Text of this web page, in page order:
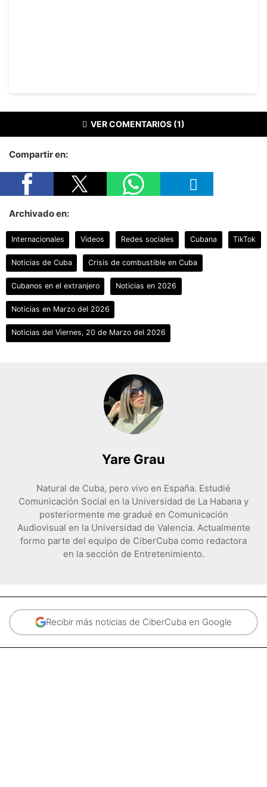
VER COMENTARIOS (1)
Compartir en:
Archivado en:
Internacionales Videos Redes sociales Cubana TikTok
Noticias de Cuba Crisis de combustible en Cuba
Cubanos en el extranjero Noticias en 2026
Noticias en Marzo del 2026
Noticias del Viernes, 20 de Marzo del 2026
Yare Grau
Natural de Cuba, pero vivo en España. Estudié
Comunicación Social en la Universidad de La Habana y
posteriormente me gradué en Comunicación
Audiovisual en la Universidad de Valencia. Actualmente
formo parte del equipo de CiberCuba como redactora
en la sección de Entretenimiento.
Recibir más noticias de CiberCuba en Google